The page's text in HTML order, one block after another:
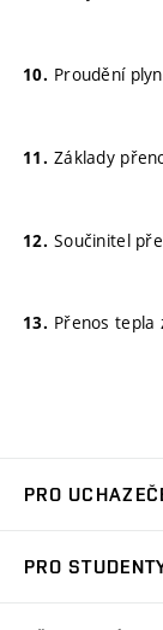
Proudění
Základy
Součinitel
Přenos tepla
PRO
PRO